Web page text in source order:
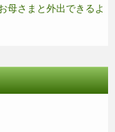
母さまと外出できるよ